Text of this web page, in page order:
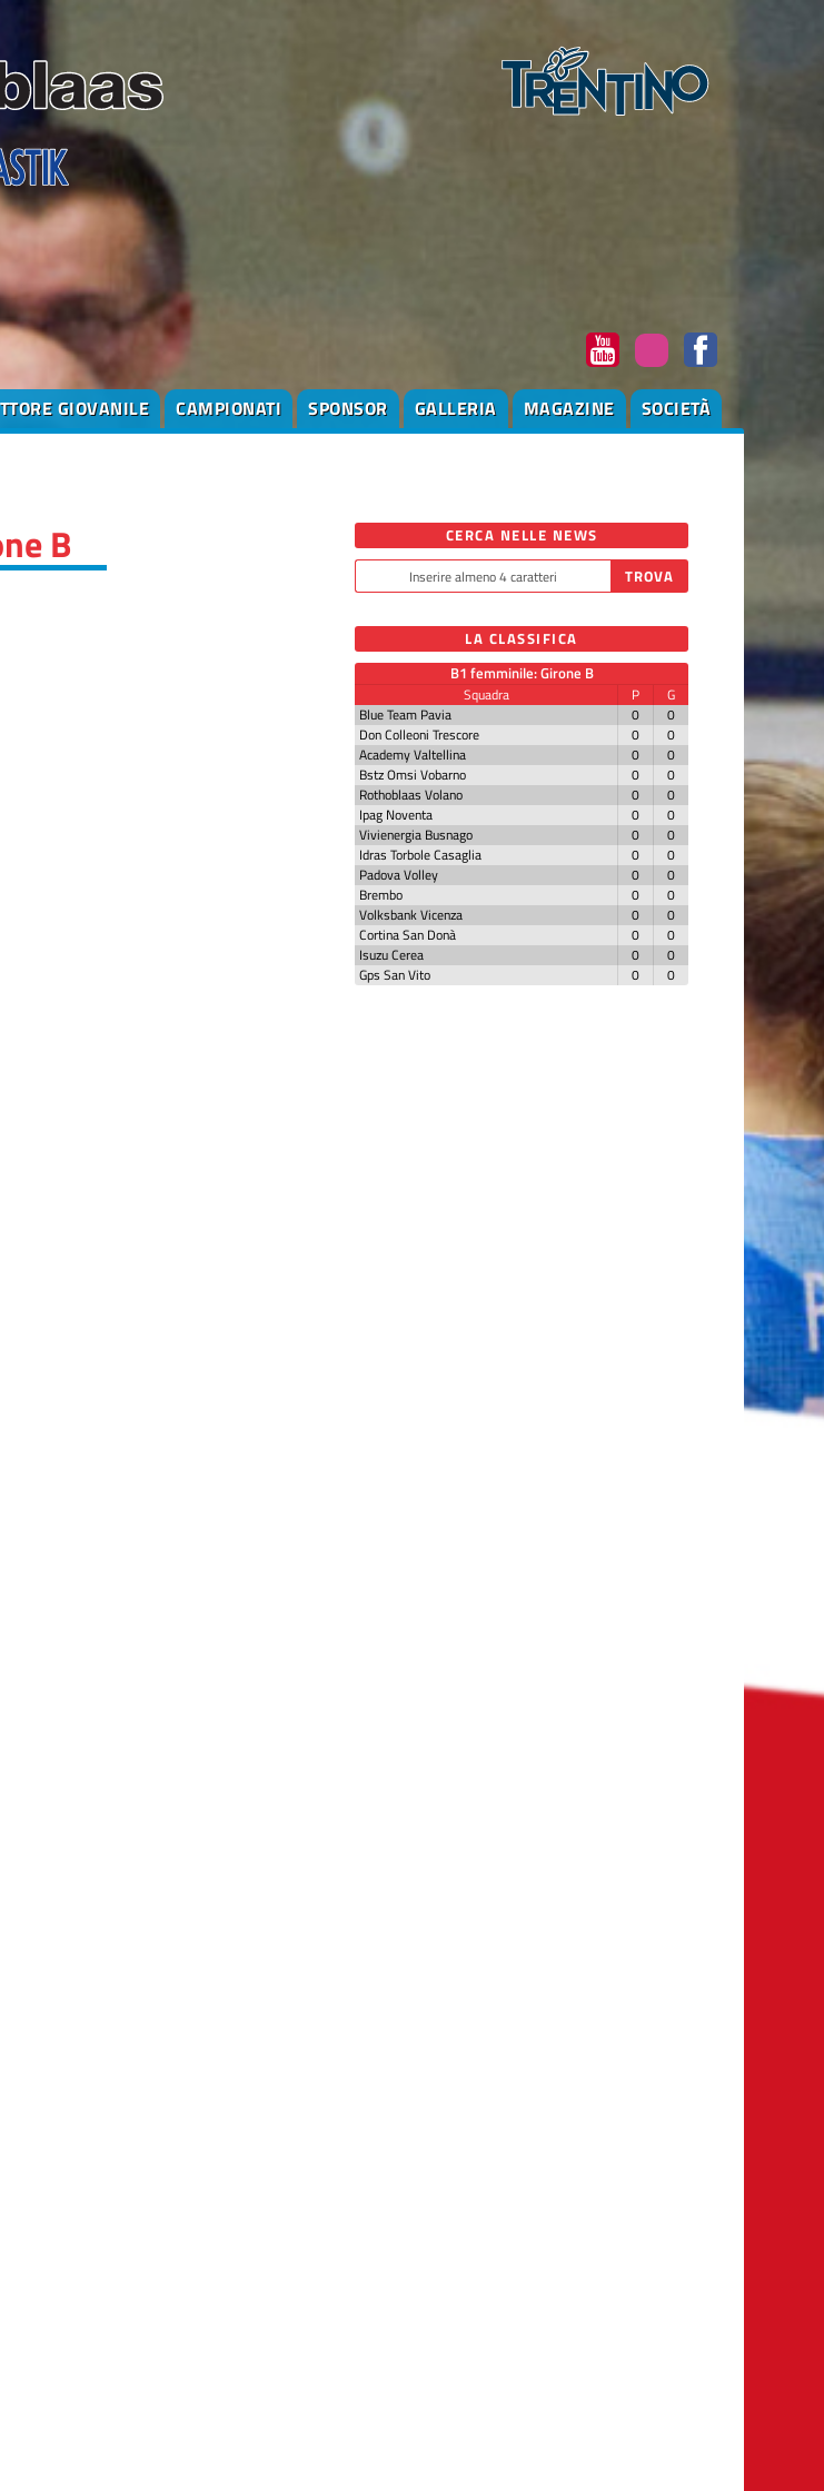
GIOVANILE CAMPIONATI SPONSOR GALLERIA MAGAZINE SOCIETÀ
B CERCA NELLE NEWS
LA CLASSIFICA
B1 femminile: Girone B
Squadra P
G
Blue Team Pavia
0
0
Don Colleoni Trescore
0
0
Academy Valtellina
0
0
Bstz Omsi Vobarno
0
0
Rothoblaas Volano
0
0
Ipag Noventa
0
0
Vivienergia Busnago
0
0
Idras Torbole Casaglia
0
0
Padova Volley
0
0
Brembo
0
0
Volksbank Vicenza
0
0
Cortina San Donà
0
0
Isuzu Cerea
0
0
Gps San Vito
0 0